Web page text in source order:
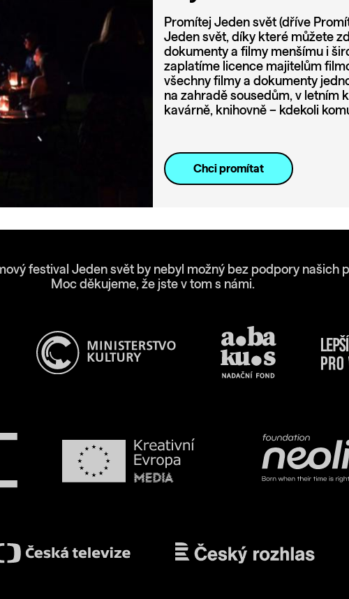
Promítej Jeden svět (dříve
Jeden svět, díky které můžete
dokumenty a filmy menšímu i
zaplatíme licence majitelům
všechny filmy a dokumenty
na zahradě sousedům, v letním
kavárně, knihovně – kdekoli
Chci promítat
festival Jeden svět by nebyl možný bez podpory našich
Moc děkujeme, že jste v tom s námi.